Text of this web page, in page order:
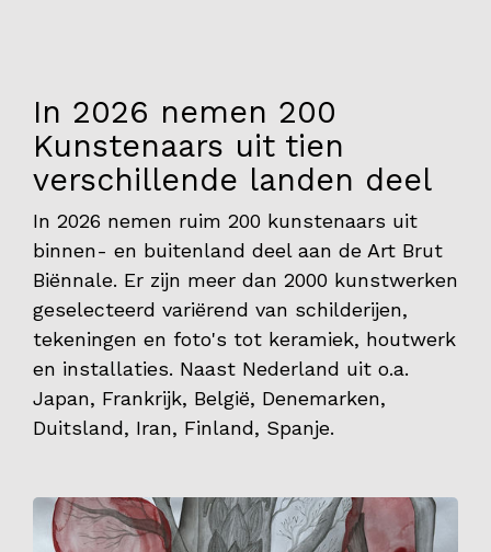
Contact
In 2026 nemen 200
Kunstenaars uit tien
verschillende landen deel
In 2026 nemen ruim 200 kunstenaars uit
binnen- en buitenland deel aan de Art Brut
Biënnale. Er zijn meer dan 2000 kunstwerken
geselecteerd variërend van schilderijen,
tekeningen en foto's tot keramiek, houtwerk
en installaties. Naast Nederland uit o.a.
Japan, Frankrijk, België, Denemarken,
Duitsland, Iran, Finland, Spanje.